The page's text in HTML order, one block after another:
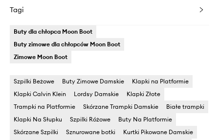
Tagi
Buty dla chłopca Moon Boot
Buty zimowe dla chłopców Moon Boot
Zimowe Moon Boot
Szpilki Beżowe Buty Zimowe Damskie
Klapki na Platformie
Klapki Calvin Klein
Lordsy Damskie
Klapki Złote
Trampki na Platformie
Skórzane Trampki Damskie
Białe trampki
Klapki Na Słupku
Szpilki Różowe
Buty Na Platformie
Skórzane Szpilki
Sznurowane botki
Kurtki Pikowane Damskie